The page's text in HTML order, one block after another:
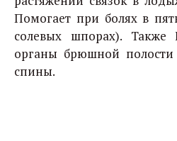
Помогает при болях в
солевых шпорах). Также
органы брюшной
спины.